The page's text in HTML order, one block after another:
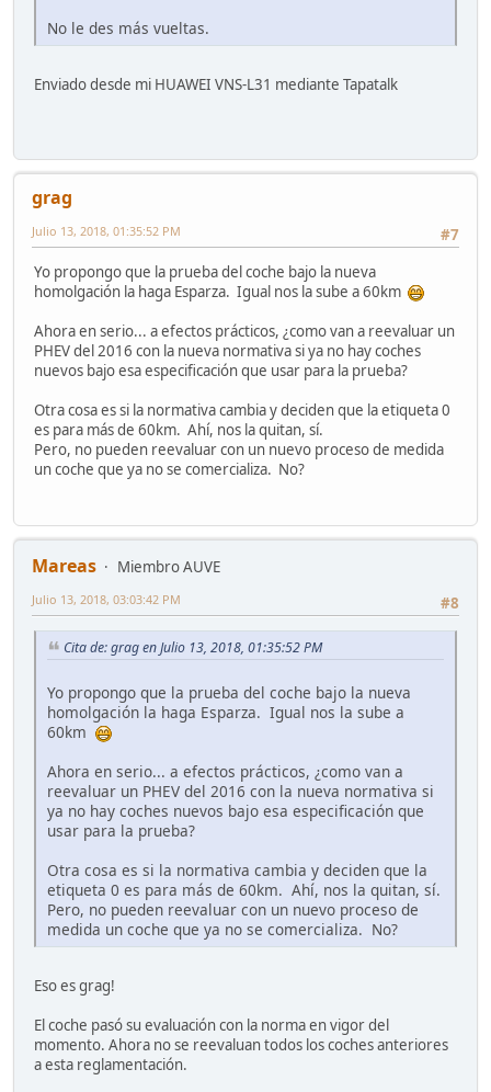
No le des más vueltas.
Enviado desde mi HUAWEI VNS-L31 mediante Tapatalk
grag
#7
Julio 13, 2018, 01:35:52 PM
Yo propongo que la prueba del coche bajo la nueva
homolgación la haga Esparza. Igual nos la sube a 60km
Ahora en serio... a efectos prácticos, ¿como van a reevaluar un
PHEV del 2016 con la nueva normativa si ya no hay coches
nuevos bajo esa especificación que usar para la prueba?
Otra cosa es si la normativa cambia y deciden que la etiqueta 0
es para más de 60km. Ahí, nos la quitan, sí.
Pero, no pueden reevaluar con un nuevo proceso de medida
un coche que ya no se comercializa. No?
Mareas
Miembro AUVE
#8
Julio 13, 2018, 03:03:42 PM
Cita de: grag en Julio 13, 2018, 01:35:52 PM
Yo propongo que la prueba del coche bajo la nueva
homolgación la haga Esparza. Igual nos la sube a
60km
Ahora en serio... a efectos prácticos, ¿como van a
reevaluar un PHEV del 2016 con la nueva normativa si
ya no hay coches nuevos bajo esa especificación que
usar para la prueba?
Otra cosa es si la normativa cambia y deciden que la
etiqueta 0 es para más de 60km. Ahí, nos la quitan, sí.
Pero, no pueden reevaluar con un nuevo proceso de
medida un coche que ya no se comercializa. No?
Eso es grag!
El coche pasó su evaluación con la norma en vigor del
momento. Ahora no se reevaluan todos los coches anteriores
a esta reglamentación.